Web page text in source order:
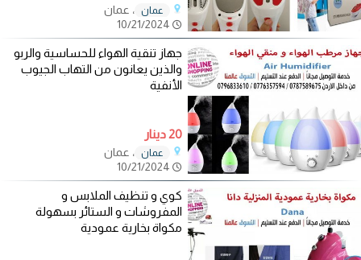
عمان ، عمان
جهاز تنقية الهواء للحساسية والربو
والذين يعانون من التهاب الجيوب
الأنفية
20 دينار
عمان ، عمان
كوي و تنظيف الملابس و
المفروشات و الستائر بسهولة
مكواة بخارية عمودية